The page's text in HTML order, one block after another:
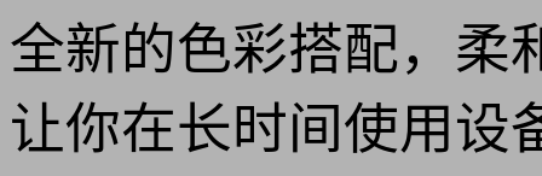
全新的色彩搭配，柔
让你在长时间使用设